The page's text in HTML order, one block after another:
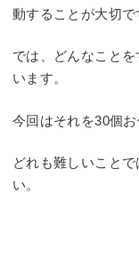
動することが大切で
では、どんなこと
います。
今回はそれを30個お
どれも難しいこと
い。